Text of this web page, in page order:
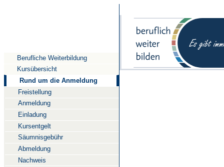
Berufliche Weiterbildung
Kursübersicht
Rund um die Anmeldung
Freistellung
Anmeldung
Einladung
Kursentgelt
Säumnisgebühr
Abmeldung
Nachweis